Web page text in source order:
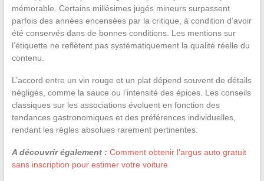
mémorable. Certains millésimes jugés mineurs surpassent
parfois des années encensées par la critique, à condition d’avoir
été conservés dans de bonnes conditions. Les mentions sur
l’étiquette ne reflètent pas systématiquement la qualité réelle du
contenu.
L’accord entre un vin rouge et un plat dépend souvent de détails
négligés, comme la sauce ou l’intensité des épices. Les conseils
classiques sur les associations évoluent en fonction des
tendances gastronomiques et des préférences individuelles,
rendant les règles absolues rarement pertinentes.
A découvrir également : Comment obtenir l'argus auto gratuit
sans inscription pour estimer votre voiture